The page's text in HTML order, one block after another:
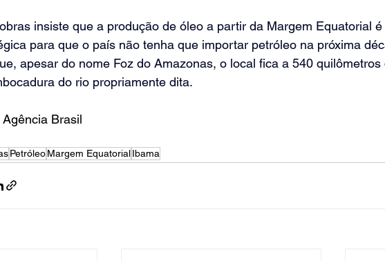
insiste que a produção de óleo a partir da Margem Equatorial
para que o país não tenha que importar petróleo na próxima
apesar do nome Foz do Amazonas, o local fica a 540 quilômetros
do rio propriamente dita.
Agência Brasil
PetróleoMargem EquatorialIbama